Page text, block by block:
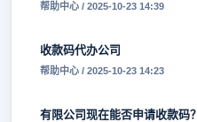
帮助中心 / 2025-10-23 14:39
收款码代办公司
帮助中心 / 2025-10-23 14:23
有限公司现在能否申请收款码？